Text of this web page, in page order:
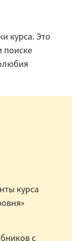
курса. Это
поиске
курса
с